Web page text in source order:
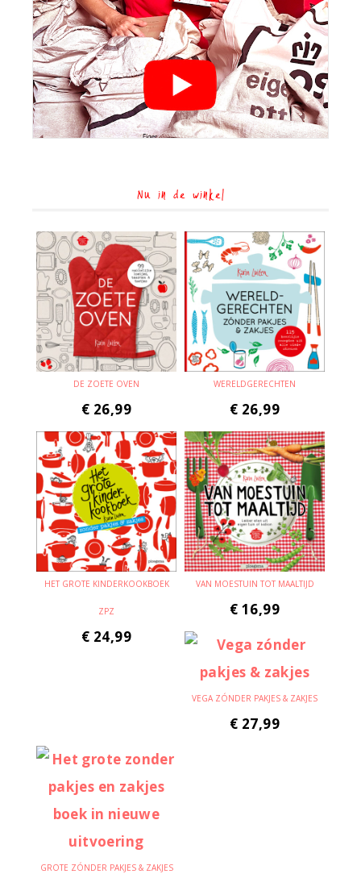
Nu in de winkel
DE ZOETE OVEN
€ 26,99
WERELDGERECHTEN
€ 26,99
HET GROTE KINDERKOOKBOEK
ZPZ
€ 24,99
VAN MOESTUIN TOT MAALTIJD
€ 16,99
VEGA ZÓNDER PAKJES & ZAKJES
€ 27,99
GROTE ZÓNDER PAKJES & ZAKJES